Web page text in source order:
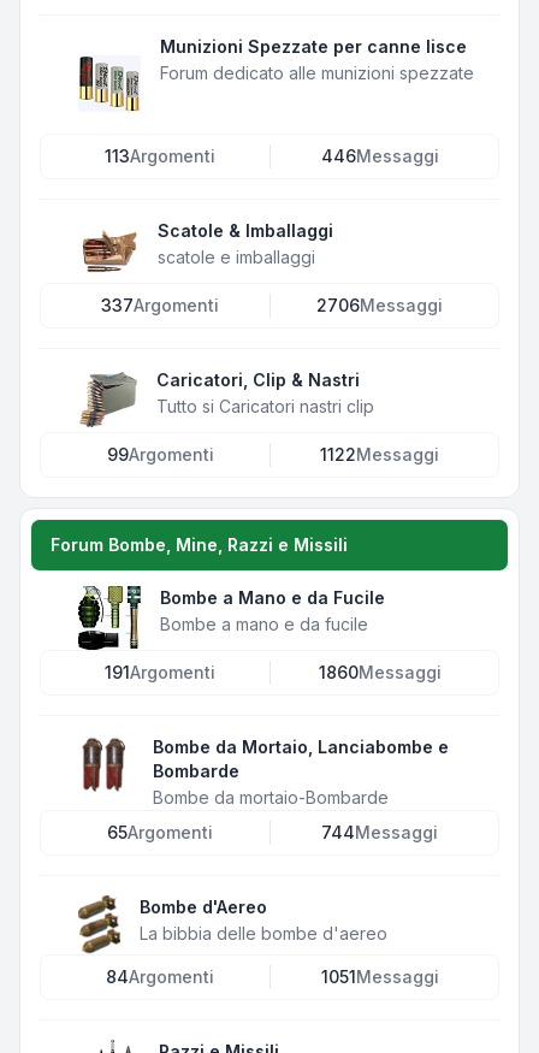
Munizioni Spezzate per canne lisce
Forum dedicato alle munizioni spezzate
113Argomenti 446Messaggi
Scatole & Imballaggi
scatole e imballaggi
337Argomenti 2706Messaggi
Caricatori, Clip & Nastri
Tutto si Caricatori nastri clip
99Argomenti 1122Messaggi
Forum Bombe, Mine, Razzi e Missili
Bombe a Mano e da Fucile
Bombe a mano e da fucile
191Argomenti 1860Messaggi
Bombe da Mortaio, Lanciabombe e
Bombarde
Bombe da mortaio-Bombarde
65Argomenti 744Messaggi
Bombe d'Aereo
La bibbia delle bombe d'aereo
84Argomenti 1051 Messaggi